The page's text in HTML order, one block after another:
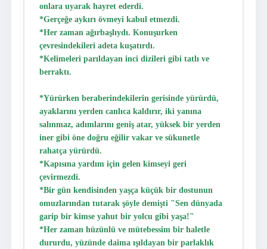
onlara uyarak hayret ederdi.
*Gerçeğe aykırı övmeyi kabul etmezdi.
*Her zaman ağırbaşlıydı. Konuşurken
çevresindekileri adeta kuşatırdı.
*Kelimeleri parıldayan inci dizileri gibi tatlı ve
berraktı.
*Yürürken beraberindekilerin gerisinde yürürdü,
ayaklarını yerden canlıca kaldırır, iki yanına
salınmaz, adımlarını geniş atar, yüksek bir yerden
iner gibi öne doğru eğilir vakar ve sükunetle
rahatça yürürdü.
*Kapısına yardım için gelen kimseyi geri
çevirmezdi.
*Bir gün kendisinden yaşça küçük bir dostunun
omuzlarından tutarak şöyle demişti "Sen dünyada
garip bir kimse yahut bir yolcu gibi yaşa!"
*Her zaman hüzünlü ve mütebessim bir haletle
dururdu, yüzünde daima ışıldayan bir parlaklık